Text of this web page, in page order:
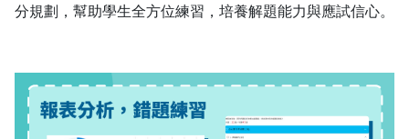
分規劃，幫助學生全方位練習，培養解題能力與應試信心。